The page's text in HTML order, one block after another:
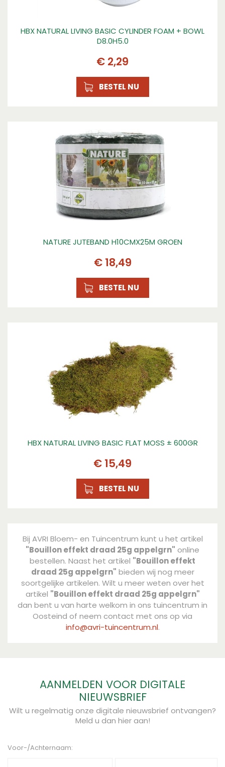
HBX NATURAL LIVING BASIC CYLINDER FOAM + BOWL
D8.0H5.0
€ 2,29
BESTEL NU
NATURE JUTEBAND H10CMX25M GROEN
€ 18,49
BESTEL NU
HBX NATURAL LIVING BASIC FLAT MOSS ± 600GR
€ 15,49
BESTEL NU
Bij AVRI Bloem- en Tuincentrum kunt u het artikel
"Bouillon effekt draad 25g appelgrn" online
bestellen. Naast het artikel "Bouillon effekt
draad 25g appelgrn" bieden wij nog meer
soortgelijke artikelen. Wilt u meer weten over het
artikel "Bouillon effekt draad 25g appelgrn"
dan bent u van harte welkom in ons tuincentrum in
Oosteind of neem contact met ons op via
info@avri-tuincentrum.nl.
AANMELDEN VOOR DIGITALE
NIEUWSBRIEF
Wilt u regelmatig onze digitale nieuwsbrief ontvangen?
Meld u dan hier aan!
Voor-/Achternaam: